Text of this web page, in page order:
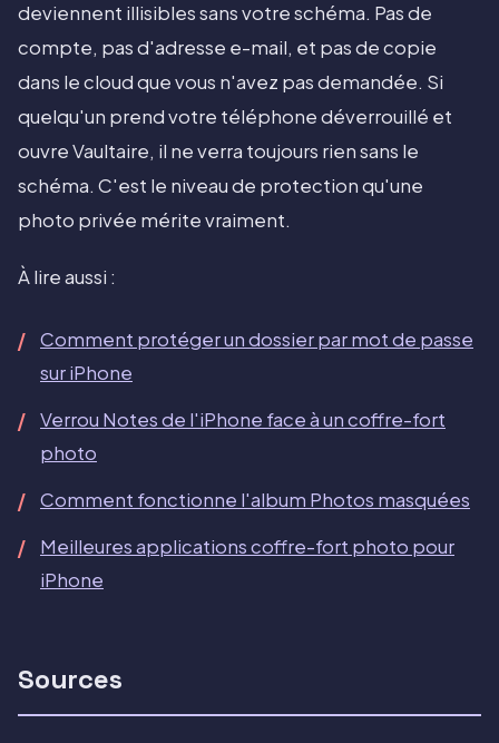
deviennent illisibles sans votre schéma. Pas de
compte, pas d'adresse e-mail, et pas de copie
dans le cloud que vous n'avez pas demandée. Si
quelqu'un prend votre téléphone déverrouillé et
ouvre Vaultaire, il ne verra toujours rien sans le
schéma. C'est le niveau de protection qu'une
photo privée mérite vraiment.
À lire aussi :
Comment protéger un dossier par mot de passe
sur iPhone
Verrou Notes de l'iPhone face à un coffre-fort
photo
Comment fonctionne l'album Photos masquées
Meilleures applications coffre-fort photo pour
iPhone
Sources